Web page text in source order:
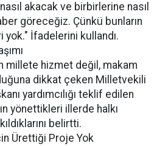
akacak ve birbirlerine nasıl
göreceğiz. Çünkü bunların
İfadelerini kullandı.
millete hizmet değil, makam
dikkat çeken Milletvekili
yardımcılığı teklif edilen
yönettikleri illerde halkı
belirtti.
Ürettiği Proje Yok